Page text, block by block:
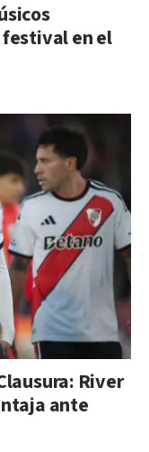
festival en el
River
ante